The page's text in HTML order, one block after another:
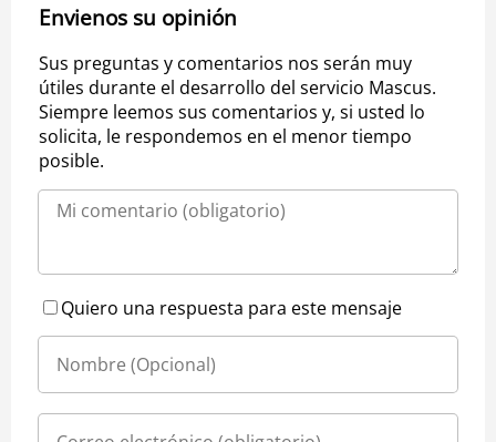
Envienos su opinión
Sus preguntas y comentarios nos serán muy
útiles durante el desarrollo del servicio Mascus.
Siempre leemos sus comentarios y, si usted lo
solicita, le respondemos en el menor tiempo
posible.
Quiero una respuesta para este mensaje